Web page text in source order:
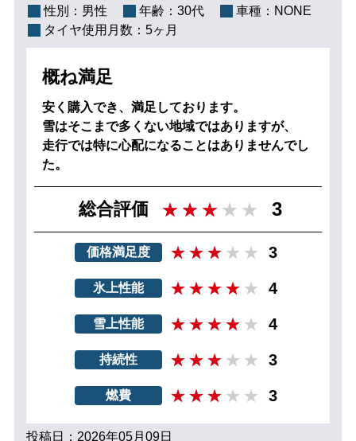
性別： 男性 年齢： 30代 車種： NONE
タイヤ使用月数： 5ヶ月
概ね満足
安く購入でき、満足しております。
雪はそこまで多くない地域ではありますが、
走行では特に心配になることはありませんでし
た。
総合評価 3
価格満足度 3
氷上性能 4
雪上性能 4
持続性 3
燃費 3
投稿日：2026年05月09日